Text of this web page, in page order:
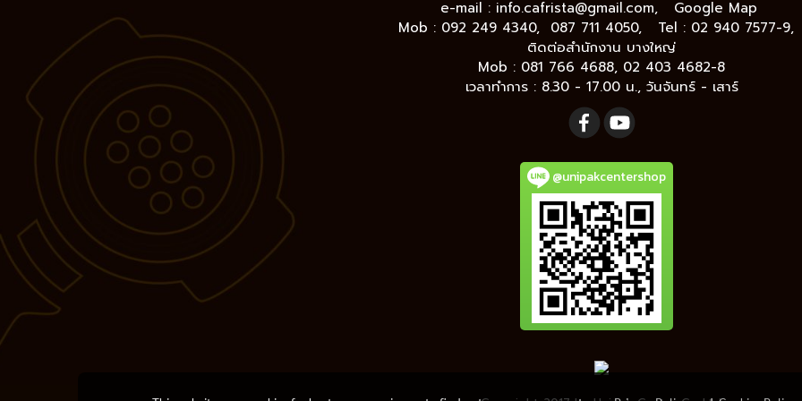
e-mail : info.cafrista@gmail.com,
Google Map
Mob : 092 249 4340, 087 711 4050, Tel : 02 940 7577-
ติดต่อสำนักงาน บางใหญ่
Mob : 081 766 4688, 02 403 4682-8
เวลาทำการ : 8.30 - 17.00 น., วันจันทร์ - เสาร์
@unipakcentershop